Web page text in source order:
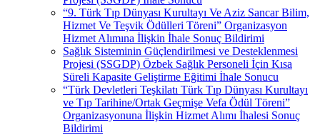
“9. Türk Tıp Dünyası Kurultayı Ve Aziz Sancar Bilim,
Hizmet Ve Teşvik Ödülleri Töreni” Organizasyon
Hizmet Alımına İlişkin İhale Sonuç Bildirimi
Sağlık Sisteminin Güçlendirilmesi ve Desteklenmesi
Projesi (SSGDP) Özbek Sağlık Personeli İçin Kısa
Süreli Kapasite Geliştirme Eğitimi İhale Sonucu
“Türk Devletleri Teşkilatı Türk Tıp Dünyası Kurultayı
ve Tıp Tarihine/Ortak Geçmişe Vefa Ödül Töreni”
Organizasyonuna İlişkin Hizmet Alımı İhalesi Sonuç
Bildirimi